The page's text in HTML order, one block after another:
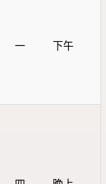
一 下午